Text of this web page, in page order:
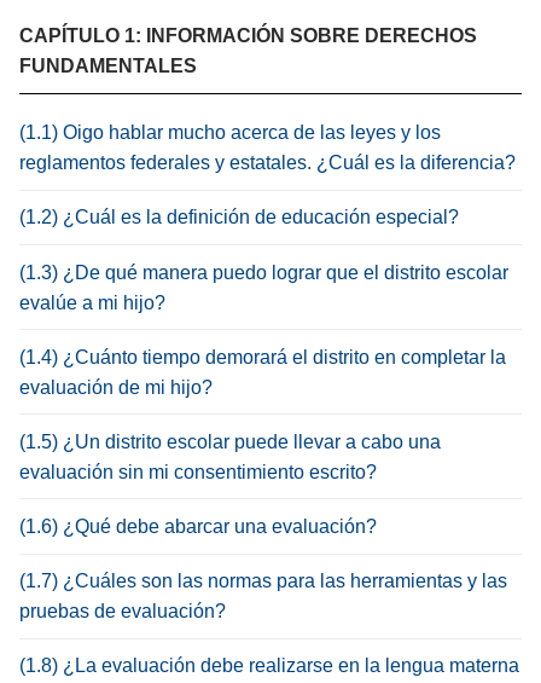
CAPÍTULO 1: INFORMACIÓN SOBRE DERECHOS
FUNDAMENTALES
(1.1) Oigo hablar mucho acerca de las leyes y los
reglamentos federales y estatales. ¿Cuál es la diferencia?
(1.2) ¿Cuál es la definición de educación especial?
(1.3) ¿De qué manera puedo lograr que el distrito escolar
evalúe a mi hijo?
(1.4) ¿Cuánto tiempo demorará el distrito en completar la
evaluación de mi hijo?
(1.5) ¿Un distrito escolar puede llevar a cabo una
evaluación sin mi consentimiento escrito?
(1.6) ¿Qué debe abarcar una evaluación?
(1.7) ¿Cuáles son las normas para las herramientas y las
pruebas de evaluación?
(1.8) ¿La evaluación debe realizarse en la lengua materna